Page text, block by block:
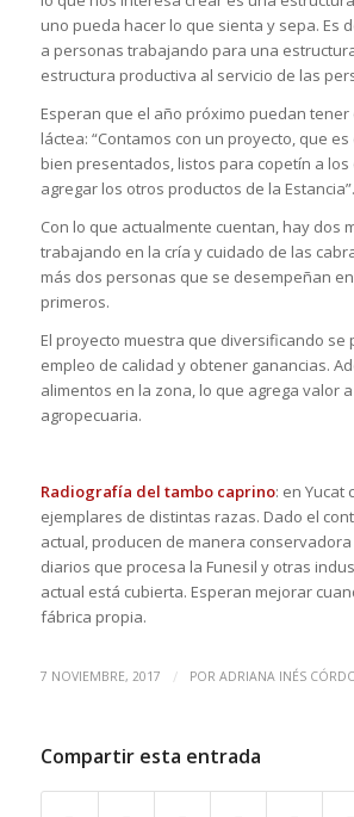
uno pueda hacer lo que sienta y sepa. Es
a personas trabajando para una
estructura productiva al servicio de las
Esperan que el año próximo puedan tener
láctea: “Contamos con un proyecto, que
bien presentados, listos para copetín a
agregar los otros productos de la Estancia”.
Con lo que actualmente cuentan, hay dos
trabajando en la cría y cuidado de las
más dos personas que se desempeñan
primeros.
El proyecto muestra que diversificando se
empleo de calidad y obtener ganancias.
alimentos en la zona, lo que agrega valor
agropecuaria.
Radiografía del tambo caprino: en Yucat
ejemplares de distintas razas. Dado el
actual, producen de manera
diarios que procesa la Funesil y otras
actual está cubierta. Esperan mejorar
fábrica propia.
7 NOVIEMBRE, 2017 / POR ADRIANA INÉS
Compartir esta entrada